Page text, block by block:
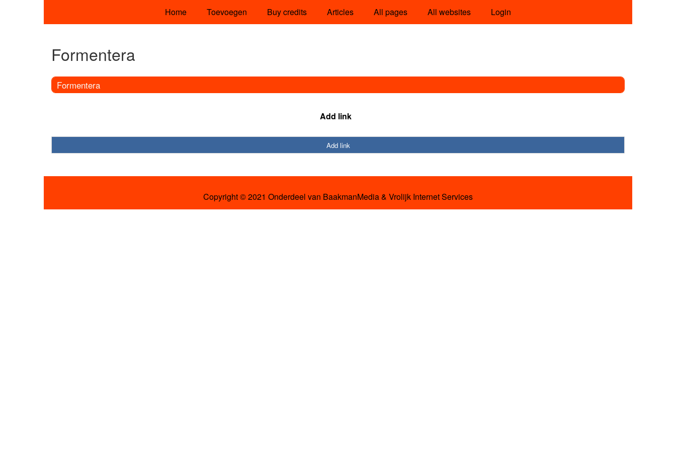
Home Toevoegen Buy credits Articles All pages All websites Login
Formentera
Formentera
Add link
Add link
Copyright © 2021 Onderdeel van BaakmanMedia& Vrolijk Internet Services